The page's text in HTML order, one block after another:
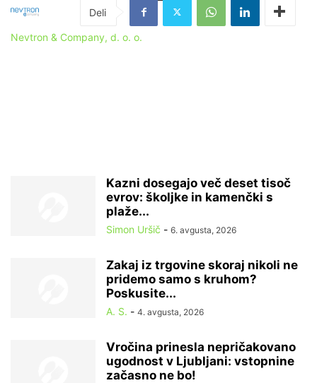
Nevtron & Company, d. o. o.
Kazni dosegajo več deset tisoč
evrov: školjke in kamenčki s
plaže...
Simon Uršič - 6. avgusta, 2026
Zakaj iz trgovine skoraj nikoli ne
pridemo samo s kruhom?
Poskusite...
A. S. - 4. avgusta, 2026
Vročina prinesla nepričakovano
ugodnost v Ljubljani: vstopnine
začasno ne bo!